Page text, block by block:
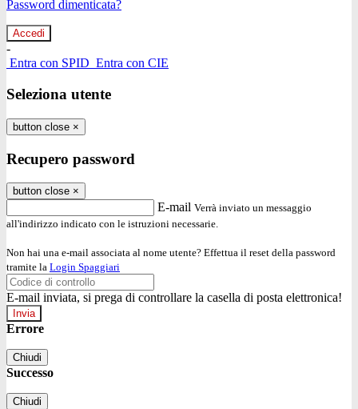
Password dimenticata?
-
Entra con SPID Entra con CIE
Seleziona utente
button close ×
Recupero password
button close ×
E-mail Verrà inviato un messaggio
all'indirizzo indicato con le istruzioni necessarie.
Non hai una e-mail associata al nome utente? Effettua il reset della password
tramite la Login Spaggiari
E-mail inviata, si prega di controllare la casella di posta elettronica!
Errore
Chiudi
Successo
Chiudi